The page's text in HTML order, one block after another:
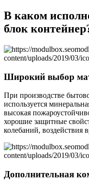
В каком
блок
Широкий выбор
При производстве
используется
высокая
хорошие защитные
колебаний, воздействия
Дополнительная